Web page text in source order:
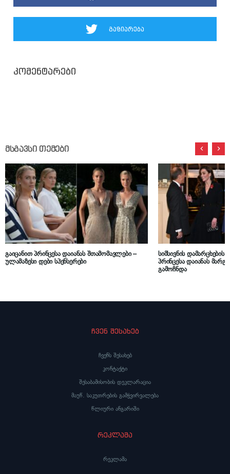
გაზიარება
კომენტარები
მსგავსი თემები
გაიცანით პრინცესა დაიანას შთამომავლები –
ულამაზესი დები სპენსერები
სიმსივნის
პრინცესა დაიანას
გამოჩნდა
ჩვენ შესახებ
ჩვენს შესახებ
კონტაქტი
შესაბამისობის დეკლარაცია
მაუწ. საკუთრების გამჭვირვალება
წლიური ანგარიში
რეკლამა
რეკლამა